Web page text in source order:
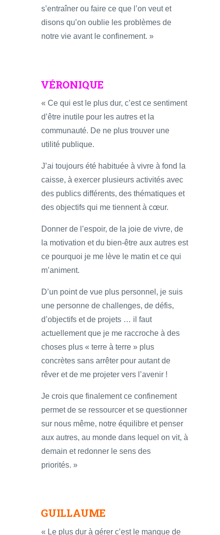
s’entraîner ou faire ce que l’on veut et
disons qu’on oublie les problèmes de
notre vie avant le confinement. »
VÉRONIQUE
« Ce qui est le plus dur, c’est ce sentiment
d’être inutile pour les autres et la
communauté. De ne plus trouver une
utilité publique.
J’ai toujours été habituée à vivre à fond la
caisse, à exercer plusieurs activités avec
des publics différents, des thématiques et
des objectifs qui me tiennent à cœur.
Donner de l’espoir, de la joie de vivre, de
la motivation et du bien-être aux autres est
ce pourquoi je me lève le matin et ce qui
m’animent.
D’un point de vue plus personnel, je suis
une personne de challenges, de défis,
d’objectifs et de projets … il faut
actuellement que je me raccroche à des
choses plus « terre à terre » plus
concrètes sans arrêter pour autant de
rêver et de me projeter vers l’avenir !
Je crois que finalement ce confinement
permet de se ressourcer et se questionner
sur nous même, notre équilibre et penser
aux autres, au monde dans lequel on vit, à
demain et redonner le sens des
priorités. »
GUILLAUME
« Le plus dur à gérer c’est le manque de